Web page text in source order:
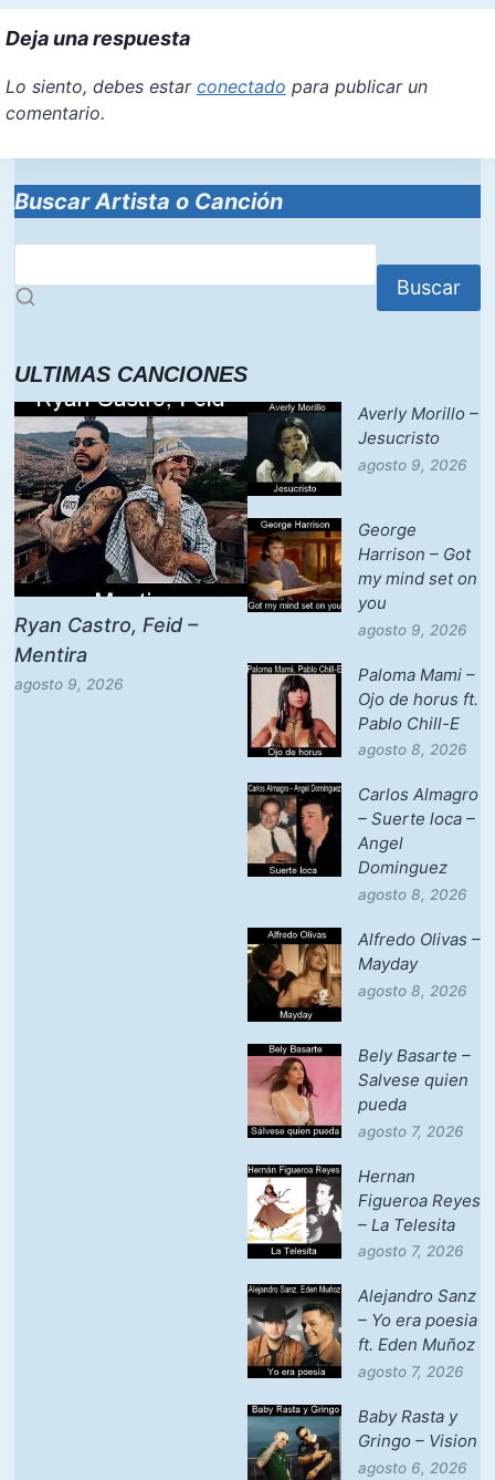
Deja una respuesta
Lo siento, debes estar conectado para publicar un
comentario.
Buscar Artista o Canción
Buscar
ULTIMAS CANCIONES
Ryan Castro, Feid –
Mentira
agosto 9, 2026
Averly Morillo –
Jesucristo
agosto 9, 2026
George
Harrison – Got
my mind set on
you
agosto 9, 2026
Paloma Mami –
Ojo de horus ft.
Pablo Chill-E
agosto 8, 2026
Carlos Almagro
– Suerte loca –
Angel
Dominguez
agosto 8, 2026
Alfredo Olivas –
Mayday
agosto 8, 2026
Bely Basarte –
Salvese quien
pueda
agosto 7, 2026
Hernan
Figueroa Reyes
– La Telesita
agosto 7, 2026
Alejandro Sanz
– Yo era poesia
ft. Eden Muñoz
agosto 7, 2026
Baby Rasta y
Gringo – Vision
agosto 6, 2026